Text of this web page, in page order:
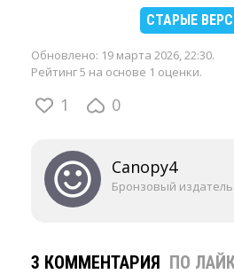
СТАРЫЕ
Обновлено: 19 марта 2026, 22:30.
Рейтинг 5 на основе 1 оценки.
1 0
Canopy4
Бронзовый издатель
3 КОММЕНТАРИЯ ПО